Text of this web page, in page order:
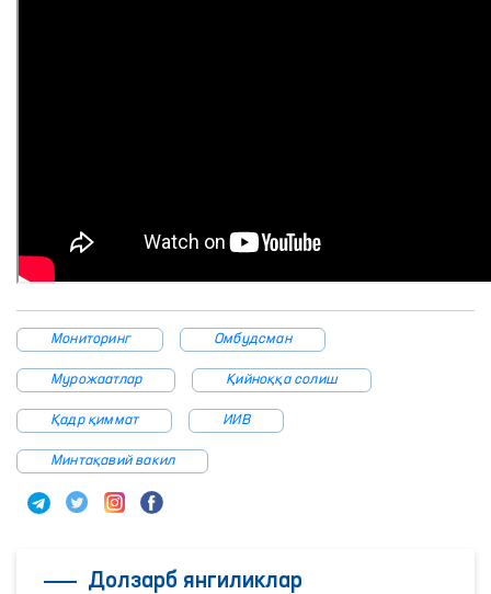
Мониторинг Омбудсман
Мурожаатлар Қийноққа солиш
Қадр қиммат ИИВ
Минтақавий вакил
Долзарб янгиликлар